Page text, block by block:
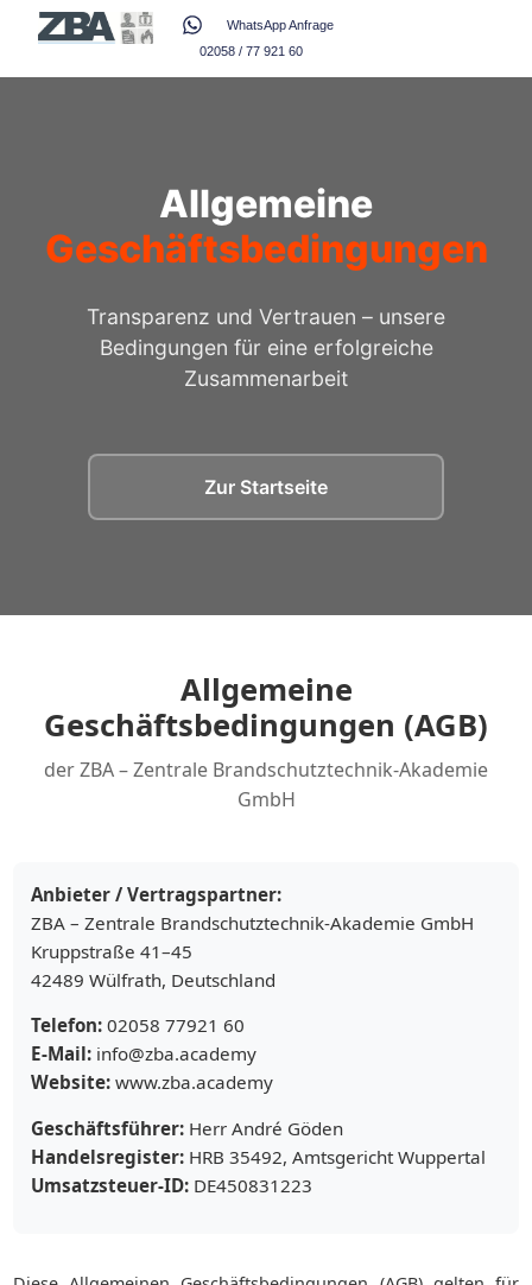
WhatsApp Anfrage
02058 / 77 921 60
Allgemeine
Geschäftsbedingungen
Transparenz und Vertrauen – unsere
Bedingungen für eine erfolgreiche
Zusammenarbeit
Zur Startseite
Allgemeine
Geschäftsbedingungen (AGB)
der ZBA – Zentrale Brandschutztechnik-Akademie
GmbH
Anbieter / Vertragspartner:
ZBA – Zentrale Brandschutztechnik-Akademie GmbH
Kruppstraße 41–45
42489 Wülfrath, Deutschland
Telefon: 02058 77921 60
E-Mail: info@zba.academy
Website: www.zba.academy
Geschäftsführer: Herr André Göden
Handelsregister: HRB 35492, Amtsgericht Wuppertal
Umsatzsteuer-ID: DE450831223